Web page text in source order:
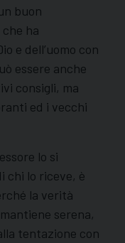
buon
ha
e dell’uomo con
essere anche
consigli, ma
ed i vecchi
lo si
chi lo riceve, è
la verità
serena,
tentazione con